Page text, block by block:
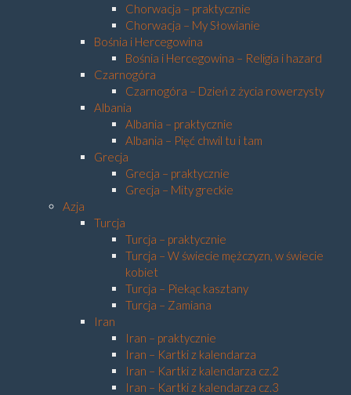
Chorwacja – praktycznie
Chorwacja – My Słowianie
Bośnia i Hercegowina
Bośnia i Hercegowina – Religia i hazard
Czarnogóra
Czarnogóra – Dzień z życia rowerzysty
Albania
Albania – praktycznie
Albania – Pięć chwil tu i tam
Grecja
Grecja – praktycznie
Grecja – Mity greckie
Azja
Turcja
Turcja – praktycznie
Turcja – W świecie mężczyzn, w świecie
kobiet
Turcja – Piekąc kasztany
Turcja – Zamiana
Iran
Iran – praktycznie
Iran – Kartki z kalendarza
Iran – Kartki z kalendarza cz.2
Iran – Kartki z kalendarza cz.3